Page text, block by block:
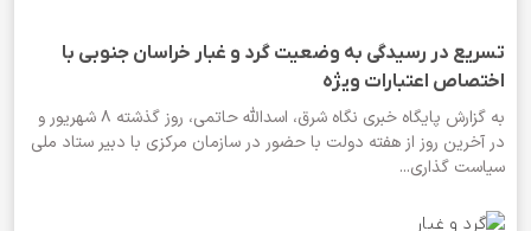
تسریع در رسیدگی به وضعیت گرد و غبار خراسان جنوبی با
اختصاص اعتبارات ویژه
به گزارش پایگاه خبری نگاه شرق، اسدالله حاتمی، روز گذشته ۸ شهریور و
در آخرین روز از هفته دولت با حضور در سازمان مرکزی با دبیر ستاد ملی
سیاست گذاری...